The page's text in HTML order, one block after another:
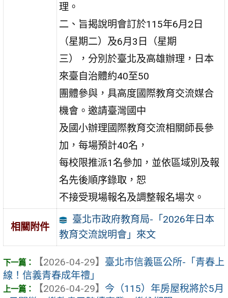
理。
二、旨揭說明會訂於115年6月2日
（星期二）及6月3日（星期
三），分別於臺北及高雄辦理，日本
來臺自治體約40至50
團體參與，具高度國際教育交流媒合
機會。邀請臺灣國中
及國小辦理國際教育交流相關師長參
加，每場預計40名，
每校限推派1名參加，並依區域別及報
名先後順序錄取，恕
不接受現場報名及調整報名場次。
相關附件
臺北市政府教育局-「2026年日本
教育交流說明會」來文
【2026-04-29】 臺北市信義區公所-「青春上
線！信義青春成年禮」
【2026-04-29】 今（115）年房屋稅將於5月